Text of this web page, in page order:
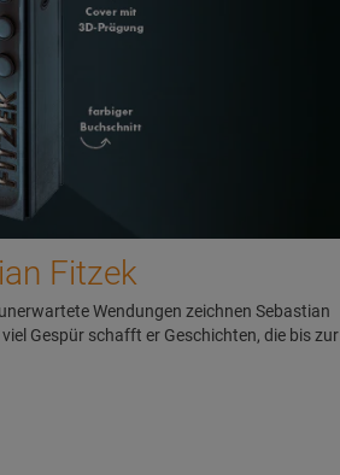
Fitzek
Wendungen zeichnen Sebastian
Gespür schafft er Geschichten, die bis zur